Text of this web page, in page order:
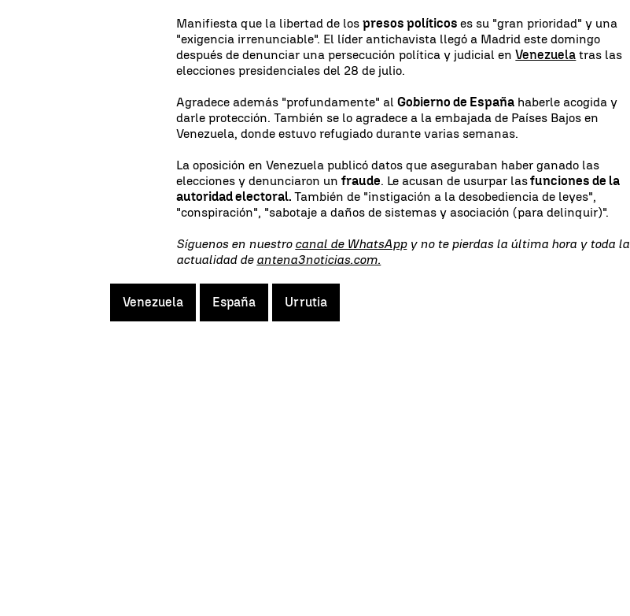
Manifiesta que la libertad de lospresos políticoses su "gran prioridad" y una
"exigencia irrenunciable". El líder antichavista llegó a Madrid este domingo
después de denunciar una persecución política y judicial enVenezuela tras las
elecciones presidenciales del 28 de julio.
Agradece además "profundamente" alGobierno de España haberle acogida y
darle protección. También se lo agradece a la embajada de Países Bajos en
Venezuela, donde estuvo refugiado durante varias semanas.
La oposición en Venezuela publicó datos que aseguraban haber ganado las
elecciones y denunciaron unfraude. Le acusan de usurpar lasfunciones de la
autoridad electoral.También de "instigación a la desobediencia de leyes",
"conspiración", "sabotaje a daños de sistemas y asociación (para delinquir)".
Síguenos en nuestro canal de WhatsAppy no te pierdas la última hora y toda la
actualidad de antena3noticias.com.
Venezuela España Urrutia